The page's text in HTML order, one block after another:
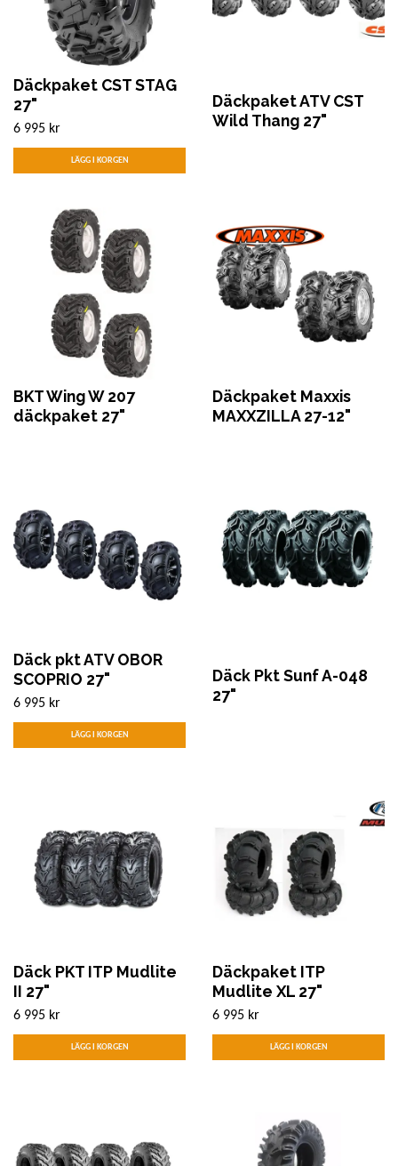
Däckpaket CST STAG
27"
6 995 kr
Däckpaket ATV CST
Wild Thang 27"
BKT Wing W 207
däckpaket 27"
Däckpaket Maxxis
MAXXZILLA 27-12"
Däck pkt ATV OBOR
SCOPRIO 27"
6 995 kr
Däck Pkt Sunf A-048
27"
Däck PKT ITP Mudlite
II 27"
6 995 kr
Däckpaket ITP
Mudlite XL 27"
6 995 kr